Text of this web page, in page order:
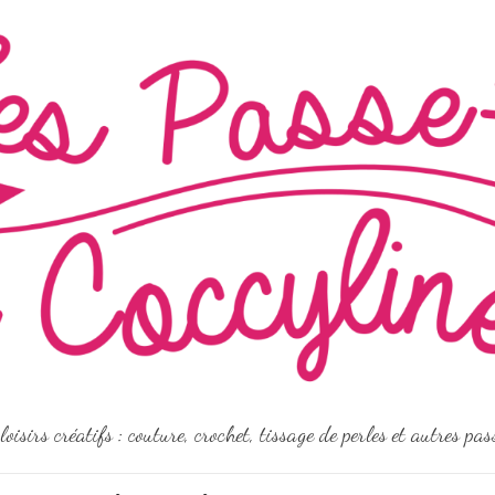
créatifs : couture, crochet, tissage de perles et autres